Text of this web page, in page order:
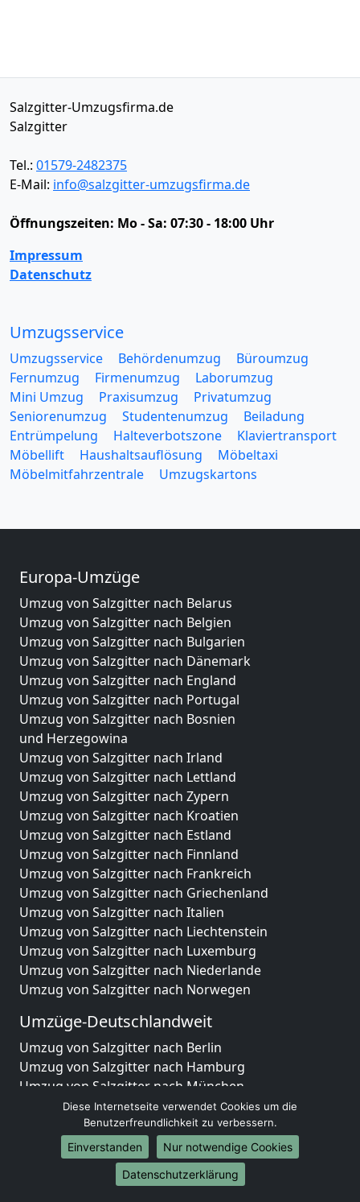
Salzgitter-Umzugsfirma.de
Salzgitter
Tel.: 01579-2482375
E-Mail: info@salzgitter-umzugsfirma.de
Öffnungszeiten: Mo - Sa: 07:30 - 18:00 Uhr
Impressum
Datenschutz
Umzugsservice
Umzugsservice Behördenumzug
Büroumzug
Fernumzug
Firmenumzug
Laborumzug
Mini Umzug
Praxisumzug
Privatumzug
Seniorenumzug
Studentenumzug
Beiladung
Entrümpelung
Halteverbotszone
Klaviertransport
Möbellift
Haushaltsauflösung
Möbeltaxi
Möbelmitfahrzentrale
Umzugskartons
Europa-Umzüge
Umzug von Salzgitter nach Belarus
Umzug von Salzgitter nach Belgien
Umzug von Salzgitter nach Bulgarien
Umzug von Salzgitter nach Dänemark
Umzug von Salzgitter nach England
Umzug von Salzgitter nach Portugal
Umzug von Salzgitter nach Bosnien
und Herzegowina
Umzug von Salzgitter nach Irland
Umzug von Salzgitter nach Lettland
Umzug von Salzgitter nach Zypern
Umzug von Salzgitter nach Kroatien
Umzug von Salzgitter nach Estland
Umzug von Salzgitter nach Finnland
Umzug von Salzgitter nach Frankreich
Umzug von Salzgitter nach Griechenland
Umzug von Salzgitter nach Italien
Umzug von Salzgitter nach Liechtenstein
Umzug von Salzgitter nach Luxemburg
Umzug von Salzgitter nach Niederlande
Umzug von Salzgitter nach Norwegen
Umzüge-Deutschlandweit
Umzug von Salzgitter nach Berlin
Umzug von Salzgitter nach Hamburg
Umzug von Salzgitter nach München
Umzug von Salzgitter nach Köln
Umzug von Salzgitter nach Frankfurt am Main
Umzug von Salzgitter nach Stuttgart
Umzug von Salzgitter nach Düsseldorf
Umzug von Salzgitter nach Leipzig
Diese Internetseite verwendet Cookies um die
Benutzerfreundlichkeit zu verbessern.
Einverstanden
Nur notwendige Cookies
Datenschutzerklärung